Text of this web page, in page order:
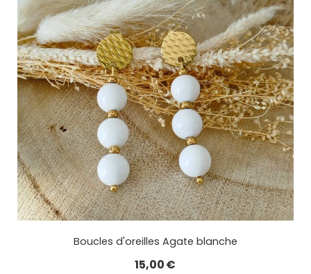
Boucles d'oreilles Agate blanche
15,00€